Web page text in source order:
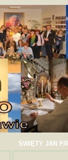
ŚWIĘTY JAN